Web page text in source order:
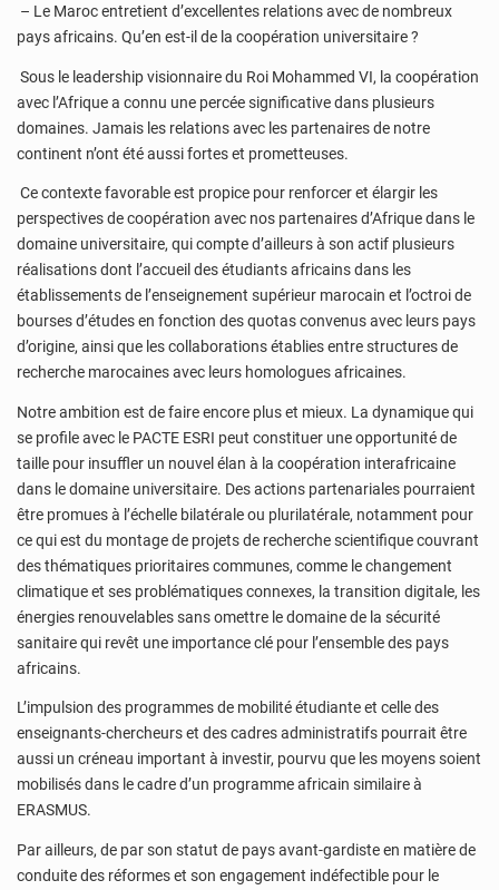
– Le Maroc entretient d’excellentes relations avec de nombreux
pays africains. Qu’en est-il de la coopération universitaire ?
Sous le leadership visionnaire du Roi Mohammed VI, la coopération
avec l’Afrique a connu une percée significative dans plusieurs
domaines. Jamais les relations avec les partenaires de notre
continent n’ont été aussi fortes et prometteuses.
Ce contexte favorable est propice pour renforcer et élargir les
perspectives de coopération avec nos partenaires d’Afrique dans le
domaine universitaire, qui compte d’ailleurs à son actif plusieurs
réalisations dont l’accueil des étudiants africains dans les
établissements de l’enseignement supérieur marocain et l’octroi de
bourses d’études en fonction des quotas convenus avec leurs pays
d’origine, ainsi que les collaborations établies entre structures de
recherche marocaines avec leurs homologues africaines.
Notre ambition est de faire encore plus et mieux. La dynamique qui
se profile avec le PACTE ESRI peut constituer une opportunité de
taille pour insuffler un nouvel élan à la coopération interafricaine
dans le domaine universitaire. Des actions partenariales pourraient
être promues à l’échelle bilatérale ou plurilatérale, notamment pour
ce qui est du montage de projets de recherche scientifique couvrant
des thématiques prioritaires communes, comme le changement
climatique et ses problématiques connexes, la transition digitale, les
énergies renouvelables sans omettre le domaine de la sécurité
sanitaire qui revêt une importance clé pour l’ensemble des pays
africains.
L’impulsion des programmes de mobilité étudiante et celle des
enseignants-chercheurs et des cadres administratifs pourrait être
aussi un créneau important à investir, pourvu que les moyens soient
mobilisés dans le cadre d’un programme africain similaire à
ERASMUS.
Par ailleurs, de par son statut de pays avant-gardiste en matière de
conduite des réformes et son engagement indéfectible pour le